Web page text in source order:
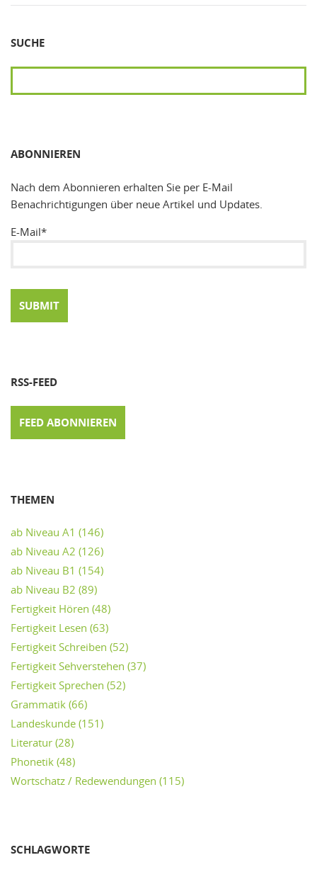
SUCHE
ABONNIEREN
Nach dem Abonnieren erhalten Sie per E-Mail
Benachrichtigungen über neue Artikel und Updates.
E-Mail*
RSS-FEED
FEED ABONNIEREN
THEMEN
ab Niveau A1 (146)
ab Niveau A2 (126)
ab Niveau B1 (154)
ab Niveau B2 (89)
Fertigkeit Hören (48)
Fertigkeit Lesen (63)
Fertigkeit Schreiben (52)
Fertigkeit Sehverstehen (37)
Fertigkeit Sprechen (52)
Grammatik (66)
Landeskunde (151)
Literatur (28)
Phonetik (48)
Wortschatz / Redewendungen (115)
SCHLAGWORTE